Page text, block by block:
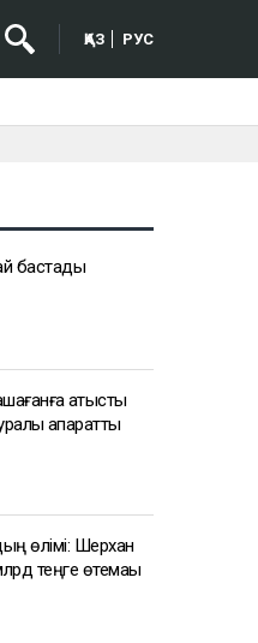
ҚАЗ РУС
бастады
қатысты
ақпаратты
өлімі: Шерхан
теңге өтемақы